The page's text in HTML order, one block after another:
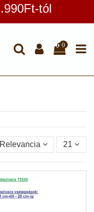
tól
0
Relevancia 21